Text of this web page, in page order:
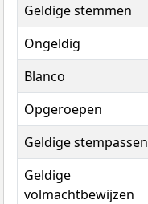
Geldige stemmen
Ongeldig
Blanco
Opgeroepen
Geldige stempassen
Geldige
volmachtbewijzen